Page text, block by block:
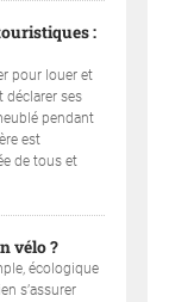
:
pour louer et
déclarer ses
pendant
est
de tous et
vélo ?
écologique
s’assurer